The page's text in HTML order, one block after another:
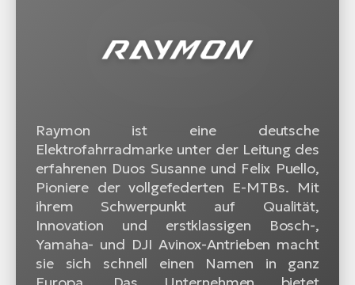
Raymon ist eine deutsche
Elektrofahrradmarke unter der Leitung des
erfahrenen Duos Susanne und Felix Puello,
Pioniere der vollgefederten E-MTBs. Mit
ihrem Schwerpunkt auf Qualität,
Innovation und erstklassigen Bosch-,
Yamaha- und DJI Avinox-Antrieben macht
sie sich schnell einen Namen in ganz